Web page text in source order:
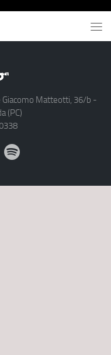
Giacomo Matteotti, 36/b -
(PC)